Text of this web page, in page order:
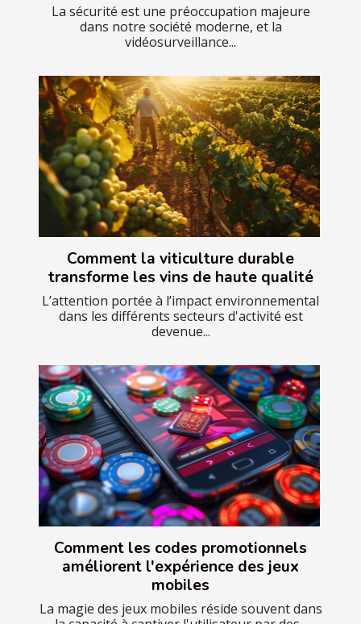
La sécurité est une préoccupation majeure
dans notre société moderne, et la
vidéosurveillance...
Comment la viticulture durable
transforme les vins de haute qualité
L’attention portée à l’impact environnemental
dans les différents secteurs d'activité est
devenue...
Comment les codes promotionnels
améliorent l'expérience des jeux
mobiles
La magie des jeux mobiles réside souvent dans